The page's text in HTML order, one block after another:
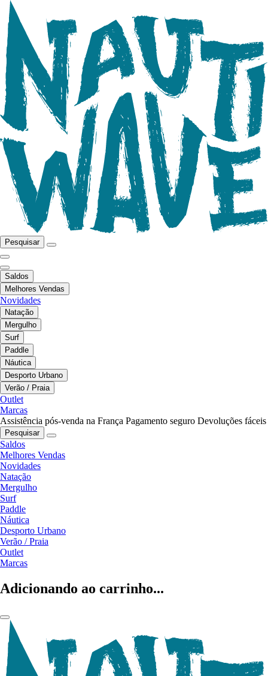
Pesquisar
Saldos
Melhores Vendas
Novidades
Natação
Mergulho
Surf
Paddle
Náutica
Desporto Urbano
Verão / Praia
Outlet
Marcas
Assistência pós-venda na França Pagamento seguro Devoluções fáceis
Pesquisar
Saldos
Melhores Vendas
Novidades
Natação
Mergulho
Surf
Paddle
Náutica
Desporto Urbano
Verão / Praia
Outlet
Marcas
Adicionando ao carrinho...